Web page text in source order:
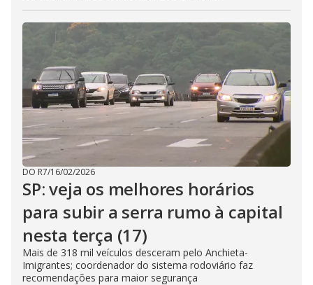
DO R7/16/02/2026
SP: veja os melhores horários
para subir a serra rumo à capital
nesta terça (17)
Mais de 318 mil veículos desceram pelo Anchieta-
Imigrantes; coordenador do sistema rodoviário faz
recomendações para maior segurança